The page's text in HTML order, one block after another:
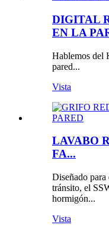
DIGITAL
EN LA
Hablemos del
pared...
Vista
LAVABO
FA...
Diseñado para
tránsito, el
hormigón...
Vista